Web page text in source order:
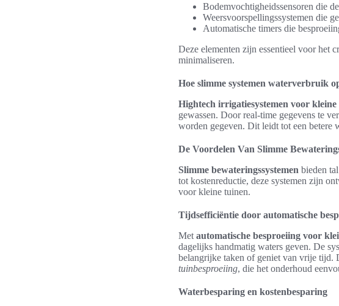
Bodemvochtigheidssensoren die
Weersvoorspellingssystemen die
Automatische timers die
Deze elementen zijn essentieel voor het
minimaliseren.
Hoe slimme systemen waterverbruik
Hightech irrigatiesystemen voor kleine
gewassen. Door real-time gegevens te
worden gegeven. Dit leidt tot een betere
De Voordelen Van Slimme
Slimme bewateringssystemen bieden
tot kostenreductie, deze systemen zijn
voor kleine tuinen.
Tijdsefficiëntie door automatische
Met automatische besproeiing voor
dagelijks handmatig waters geven. De
belangrijke taken of geniet van vrije tijd.
tuinbesproeiing, die het onderhoud
Waterbesparing en kostenbesparing